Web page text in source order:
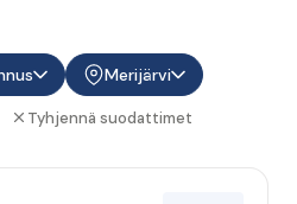
Merijärvi
Tyhjennä suodattimet